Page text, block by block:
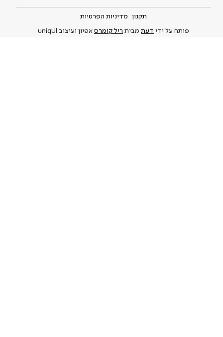
תקנון מדיניות הפרטיות
פותח על ידי דעת מבית ריל קומרס אפיון ועיצוב uniqUl